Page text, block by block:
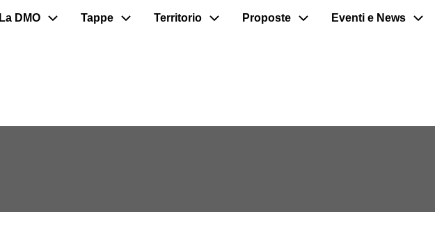
La DMO Tappe Territorio Proposte Eventi e News